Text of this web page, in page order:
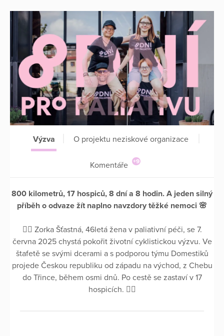
Výzva O projektu neziskové organizace
Komentáře +9
800 kilometrů, 17 hospiců, 8 dní a 8 hodin. A jeden silný
příběh o odvaze žít naplno navzdory těžké nemoci 🌸
🚴‍♀️ Zorka Šťastná, 46letá žena v paliativní péči, se 7.
června 2025 chystá pokořit životní cyklistickou výzvu. Ve
štafetě se svými dcerami a s podporou týmu Domestiků
projede Českou republiku od západu na východ, z Chebu
do Třince, během osmi dnů. Po cestě se zastaví v 17
hospicích. 🚴‍♂️